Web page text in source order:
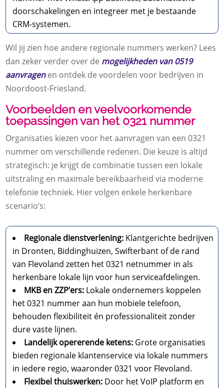
doorschakelingen en integreer met je bestaande
CRM-systemen.
Wil jij zien hoe andere regionale nummers werken? Lees
dan zeker verder over de mogelijkheden van 0519
aanvragenen ontdek de voordelen voor bedrijven in
Noordoost-Friesland.
Voorbeelden en veelvoorkomende
toepassingen van het 0321 nummer
Organisaties kiezen voor het aanvragen van een 0321
nummer om verschillende redenen. Die keuze is altijd
strategisch: je krijgt de combinatie tussen een lokale
uitstraling en maximale bereikbaarheid via moderne
telefonie techniek. Hier volgen enkele herkenbare
scenario’s:
Regionale dienstverlening: Klantgerichte bedrijven
in Dronten, Biddinghuizen, Swifterbant of de rand
van Flevoland zetten het 0321 netnummer in als
herkenbare lokale lijn voor hun serviceafdelingen.
MKB en ZZP’ers: Lokale ondernemers koppelen
het 0321 nummer aan hun mobiele telefoon,
behouden flexibiliteit én professionaliteit zonder
dure vaste lijnen.
Landelijk opererende ketens: Grote organisaties
bieden regionale klantenservice via lokale nummers
in iedere regio, waaronder 0321 voor Flevoland.
Flexibel thuiswerken: Door het VoIP platform en